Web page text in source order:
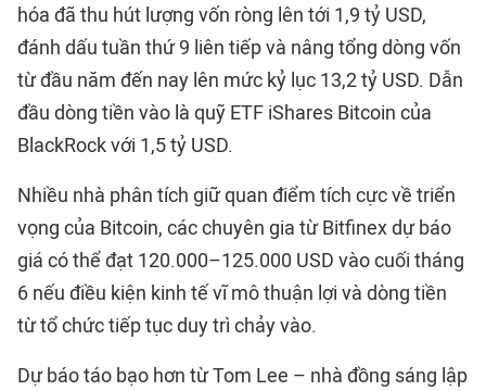
hóa đã thu hút lượng vốn ròng lên tới 1,9 tỷ USD,
đánh dấu tuần thứ 9 liên tiếp và nâng tổng dòng vốn
từ đầu năm đến nay lên mức kỷ lục 13,2 tỷ USD. Dẫn
đầu dòng tiền vào là quỹ ETF iShares Bitcoin của
BlackRock với 1,5 tỷ USD.
Nhiều nhà phân tích giữ quan điểm tích cực về triển
vọng của Bitcoin, các chuyên gia từ Bitfinex dự báo
giá có thể đạt 120.000–125.000 USD vào cuối tháng
6 nếu điều kiện kinh tế vĩ mô thuận lợi và dòng tiền
từ tổ chức tiếp tục duy trì chảy vào.
Dự báo táo bạo hơn từ Tom Lee – nhà đồng sáng lập